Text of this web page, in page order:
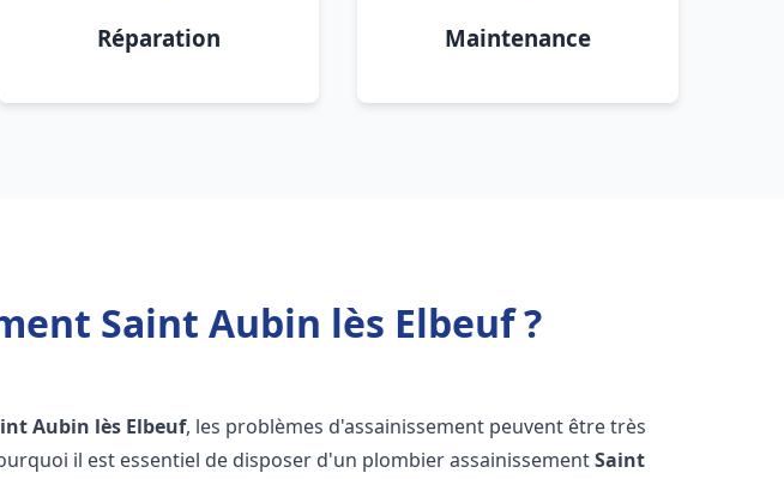
Réparation Maintenance
Saint Aubin lès Elbeuf ?
Aubin lès Elbeuf, les problèmes d'assainissement peuvent être très
il est essentiel de disposer d'un plombier assainissementSaint